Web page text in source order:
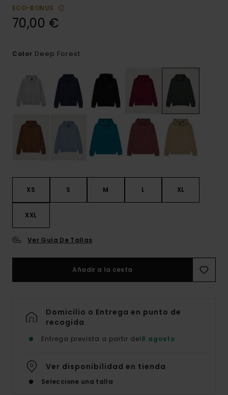
ECO-BONUS
70,00 €
Color Deep Forest
XS S M L XL
XXL
Ver Guía De Tallas
Añadir a la cesta
Domicilio o Entrega en punto de
recogida
Entrega prevista a partir del8 agosto
Ver disponibilidad en tienda
Seleccione una talla